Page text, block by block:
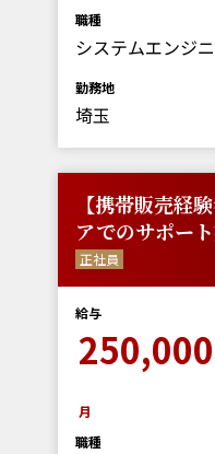
職種
システムエンジ
勤務地
埼玉
【携帯販売経
アでのサポー
正社員
給与
月
職種